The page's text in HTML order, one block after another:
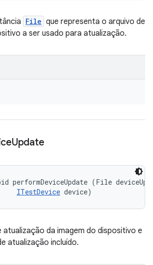
File que representa o arquivo de
a ser usado para atualização.
Update
performDeviceUpdate (File
ITestDevice device)
atualização da imagem do dispositivo e
atualização incluído.